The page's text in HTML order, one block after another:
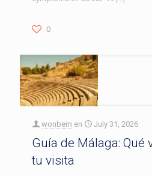
0
wonbern en July 31, 2026
Guía de Málaga: Qué
tu visita